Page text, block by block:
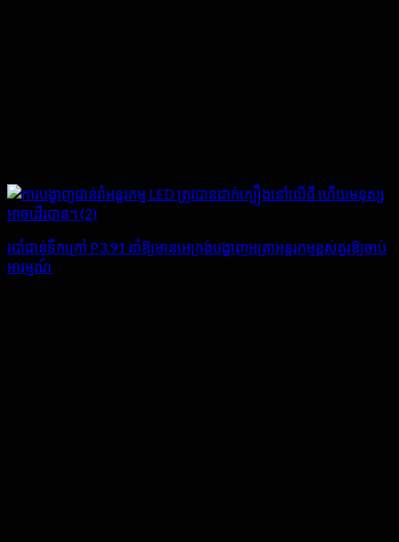
របាំជាន់ទឹកក្រៅ P3.91 នាំឱ្យមានអេក្រង់បង្ហាញអត្រាអន្តរកម្មខ្ពស់គួរឱ្យចាប់
អារម្មណ៍